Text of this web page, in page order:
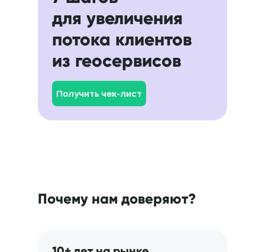
для увеличения
потока клиентов
из геосервисов
Получить чек-лист
Почему нам доверяют?